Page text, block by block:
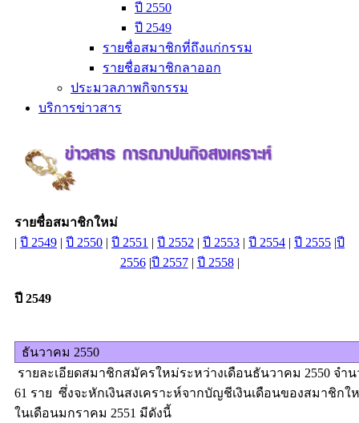
ปี 2550
ปี 2549
รายชื่อสมาชิกที่ถึงแก่กรรม
รายชื่อสมาชิกลาออก
ประมวลภาพกิจกรรม
บริการข่าวสาร
รายชื่อสมาชิกใหม่
| ปี 2549 | ปี 2550 | ปี 2551 | ปี 2552 | ปี 2553 | ปี 2554 | ปี 2555 |ปี
2556|ปี 2557| ปี 2558|
ปี 2549
ธันวาคม 2550
รายละเอียดสมาชิกสมัครใหม่ระหว่างเดือนธันวาคม 2550 จำ
61 ราย ซึ่งจะหักเงินสงเคราะห์จากบัญชีเงินเดือนของสมาชิกใ
ในเดือนมกราคม 2551 มีดังนี้